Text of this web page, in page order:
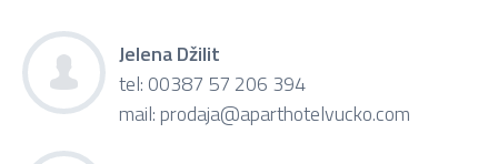
Jelena Džilit
tel: 00387 57 206 394
mail: prodaja@aparthotelvucko.com